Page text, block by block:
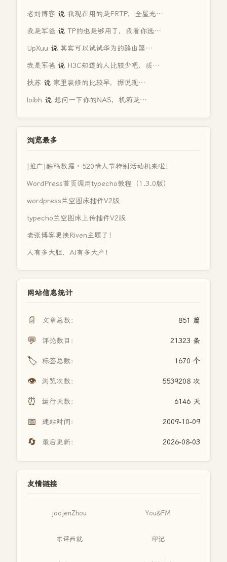
老刘博客 说 我现在用的是FRTP，全屋光…
我是军爸 说 TP的也是够用了，我看你选…
UpXuu 说 其实可以试试华为的路由器…
我是军爸 说 H3C知道的人比较少吧，质…
扶苏 说 家里装修的比较早，据说现…
loibh 说 想问一下你的NAS，机箱是…
浏览最多
[推广]酷鸭数据 · 520情人节特别活动机来啦！
WordPress首页调用typecho教程（1.3.0版）
wordpress兰空图床插件V2版
typecho兰空图床上传插件V2版
老张博客更换Riven主题了！
人有多大胆，AI有多大产！
网站信息统计
📄 文章总数： 851 篇
💬 评论数目： 21323 条
🏷️ 标签总数： 1670 个
👁️ 浏览次数： 5539208 次
⏰ 运行天数： 6146 天
📅 建站时间： 2009-10-09
🔄 最后更新： 2026-08-03
友情链接
joojenZhou You&FM
东评西就 印记